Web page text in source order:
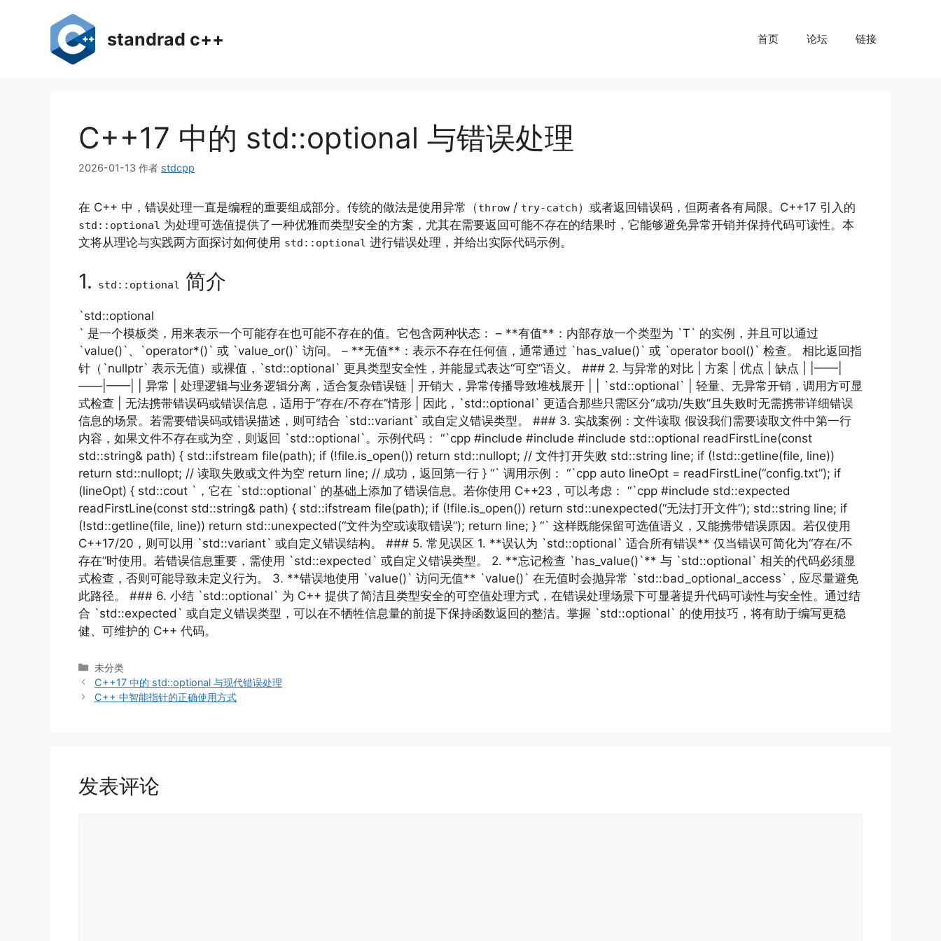
standrad c++ 首页 论坛 链接
C++17 中的 std::optional 与错误处理
2026-01-13 作者 stdcpp
在 C++ 中，错误处理一直是编程的重要组成部分。传统的做法是使用异常（throw / try-catch）或者返回错误码，但两者各有局限。C++17 引入的
std::optional 为处理可选值提供了一种优雅而类型安全的方案，尤其在需要返回可能不存在的结果时，它能够避免异常开销并保持代码可读性。本
文将从理论与实践两方面探讨如何使用 std::optional 进行错误处理，并给出实际代码示例。
1. std::optional 简介
`std::optional
` 是一个模板类，用来表示一个可能存在也可能不存在的值。它包含两种状态： – **有值**：内部存放一个类型为 `T` 的实例，并且可以通过
`value()`、`operator*()` 或 `value_or()` 访问。 – **无值**：表示不存在任何值，通常通过 `has_value()` 或 `operator bool()` 检查。 相比返回指
针（`nullptr` 表示无值）或裸值，`std::optional` 更具类型安全性，并能显式表达“可空”语义。 ### 2. 与异常的对比 | 方案 | 优点 | 缺点 | |——|
——|——| | 异常 | 处理逻辑与业务逻辑分离，适合复杂错误链 | 开销大，异常传播导致堆栈展开 | | `std::optional` | 轻量、无异常开销，调用方可显
式检查 | 无法携带错误码或错误信息，适用于“存在/不存在”情形 | 因此，`std::optional` 更适合那些只需区分“成功/失败”且失败时无需携带详细错误
信息的场景。若需要错误码或错误描述，则可结合 `std::variant` 或自定义错误类型。 ### 3. 实战案例：文件读取 假设我们需要读取文件中第一行
内容，如果文件不存在或为空，则返回 `std::optional`。示例代码： “`cpp #include #include #include std::optional readFirstLine(const
std::string& path) { std::ifstream file(path); if (!file.is_open()) return std::nullopt; // 文件打开失败 std::string line; if (!std::getline(file, line))
return std::nullopt; // 读取失败或文件为空 return line; // 成功，返回第一行 } “` 调用示例： “`cpp auto lineOpt = readFirstLine(“config.txt”); if
(lineOpt) { std::cout `，它在 `std::optional` 的基础上添加了错误信息。若你使用 C++23，可以考虑： “`cpp #include std::expected
readFirstLine(const std::string& path) { std::ifstream file(path); if (!file.is_open()) return std::unexpected(“无法打开文件”); std::string line; if
(!std::getline(file, line)) return std::unexpected(“文件为空或读取错误”); return line; } “` 这样既能保留可选值语义，又能携带错误原因。若仅使用
C++17/20，则可以用 `std::variant` 或自定义错误结构。 ### 5. 常见误区 1. **误认为 `std::optional` 适合所有错误** 仅当错误可简化为“存在/不
存在”时使用。若错误信息重要，需使用 `std::expected` 或自定义错误类型。 2. **忘记检查 `has_value()`** 与 `std::optional` 相关的代码必须显
式检查，否则可能导致未定义行为。 3. **错误地使用 `value()` 访问无值** `value()` 在无值时会抛异常 `std::bad_optional_access`，应尽量避免
此路径。 ### 6. 小结 `std::optional` 为 C++ 提供了简洁且类型安全的可空值处理方式，在错误处理场景下可显著提升代码可读性与安全性。通过结
合 `std::expected` 或自定义错误类型，可以在不牺牲信息量的前提下保持函数返回的整洁。掌握 `std::optional` 的使用技巧，将有助于编写更稳
健、可维护的 C++ 代码。
分
类
未分类
C++17 中的 std::optional 与现代错误处理
C++ 中智能指针的正确使用方式
发表评论